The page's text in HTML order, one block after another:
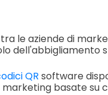
le aziende di
dell'abbigliamento
QR software
basate su